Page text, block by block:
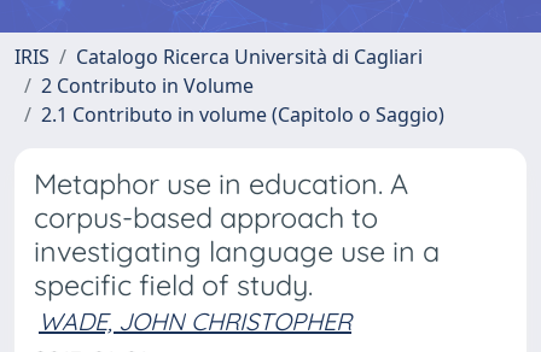
IRIS
Catalogo Ricerca Università di Cagliari
2 Contributo in Volume
2.1 Contributo in volume (Capitolo o Saggio)
Metaphor use in education. A
corpus-based approach to
investigating language use in a
specific field of study.
WADE, JOHN CHRISTOPHER